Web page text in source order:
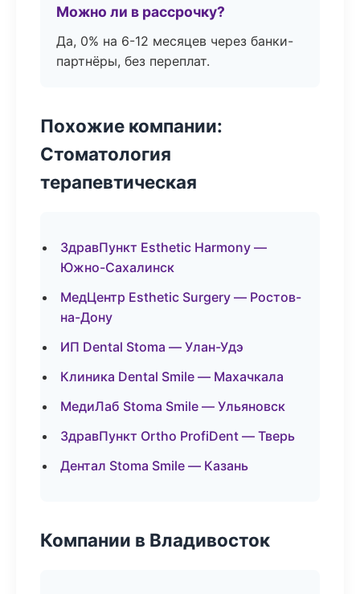
Можно ли в рассрочку?
Да, 0% на 6-12 месяцев через банки-
партнёры, без переплат.
Похожие компании:
Стоматология
терапевтическая
ЗдравПункт Esthetic Harmony —
Южно-Сахалинск
МедЦентр Esthetic Surgery — Ростов-
на-Дону
ИП Dental Stoma — Улан-Удэ
Клиника Dental Smile — Махачкала
МедиЛаб Stoma Smile — Ульяновск
ЗдравПункт Ortho ProfiDent — Тверь
Дентал Stoma Smile — Казань
Компании в Владивосток